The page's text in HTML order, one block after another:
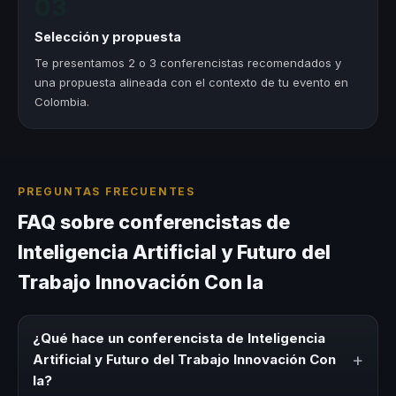
Selección y propuesta
Te presentamos 2 o 3 conferencistas recomendados y
una propuesta alineada con el contexto de tu evento en
Colombia.
PREGUNTAS FRECUENTES
FAQ sobre conferencistas de
Inteligencia Artificial y Futuro del
Trabajo Innovación Con Ia
¿Qué hace un conferencista de Inteligencia
Artificial y Futuro del Trabajo Innovación Con
Ia?
+